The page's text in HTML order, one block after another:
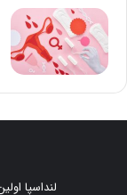
لنداسپا